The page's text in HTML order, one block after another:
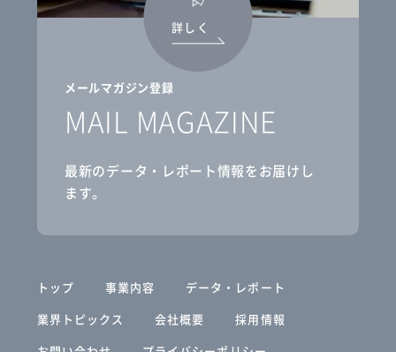
メールマガジン登録
MAIL MAGAZINE
最新のデータ・レポート情報をお届けし
ます。
詳しく
トップ 事業内容
データ・レポート
業界トピックス
会社概要
採用情報